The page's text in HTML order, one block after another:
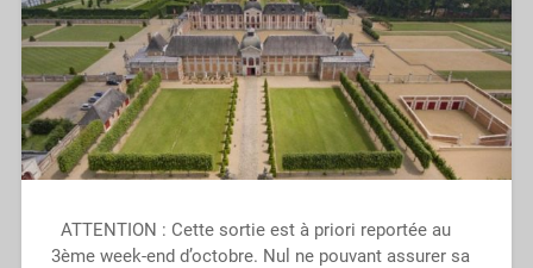
ATTENTION : Cette sortie est à priori reportée au
3ème week-end d’octobre. Nul ne pouvant assurer sa